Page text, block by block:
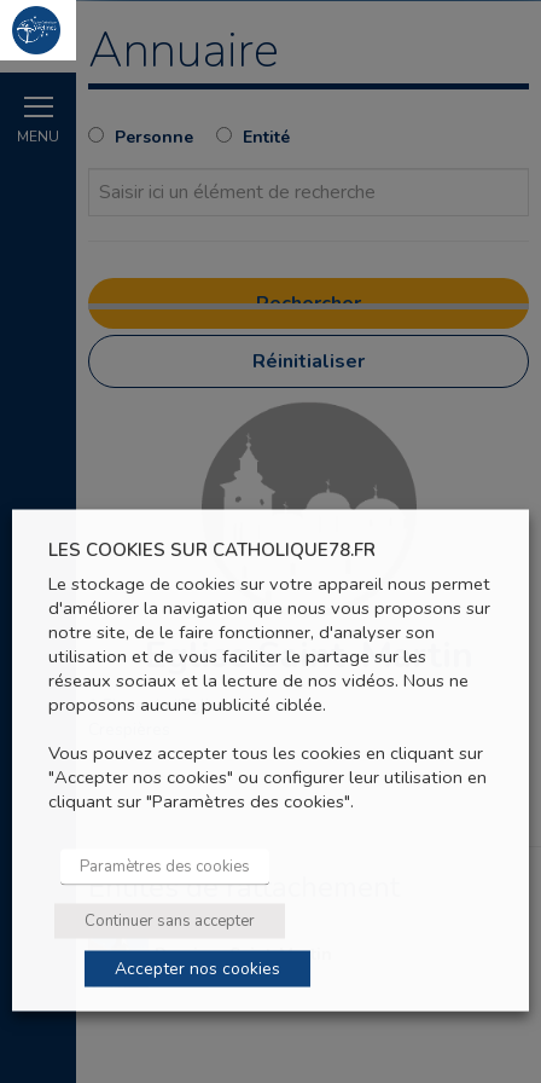
MENU
Annuaire
Personne Entité
Réinitialiser
Eglise Saint-Martin
1 Place de l'Eglise
Entités de rattachement
Paroisse Saint-Martin
LES COOKIES SUR CATHOLIQUE78.FR
Le stockage de cookies sur votre appareil nous permet
d'améliorer la navigation que nous vous proposons sur
notre site, de le faire fonctionner, d'analyser son
utilisation et de vous faciliter le partage sur les
réseaux sociaux et la lecture de nos vidéos. Nous ne
proposons aucune publicité ciblée.
Vous pouvez accepter tous les cookies en cliquant sur
"Accepter nos cookies" ou configurer leur utilisation en
cliquant sur "Paramètres des cookies".
Paramètres des cookies
Continuer sans accepter
Accepter nos cookies